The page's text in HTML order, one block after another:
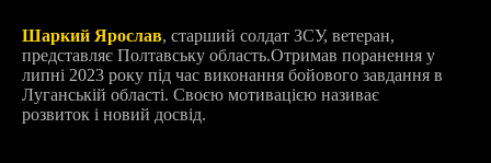
Шаркий Ярослав, старший солдат ЗСУ, ветеран,
представляє Полтавську область.Отримав поранення у
липні 2023 року під час виконання бойового завдання в
Луганській області. Своєю мотивацією називає
розвиток і новий досвід.